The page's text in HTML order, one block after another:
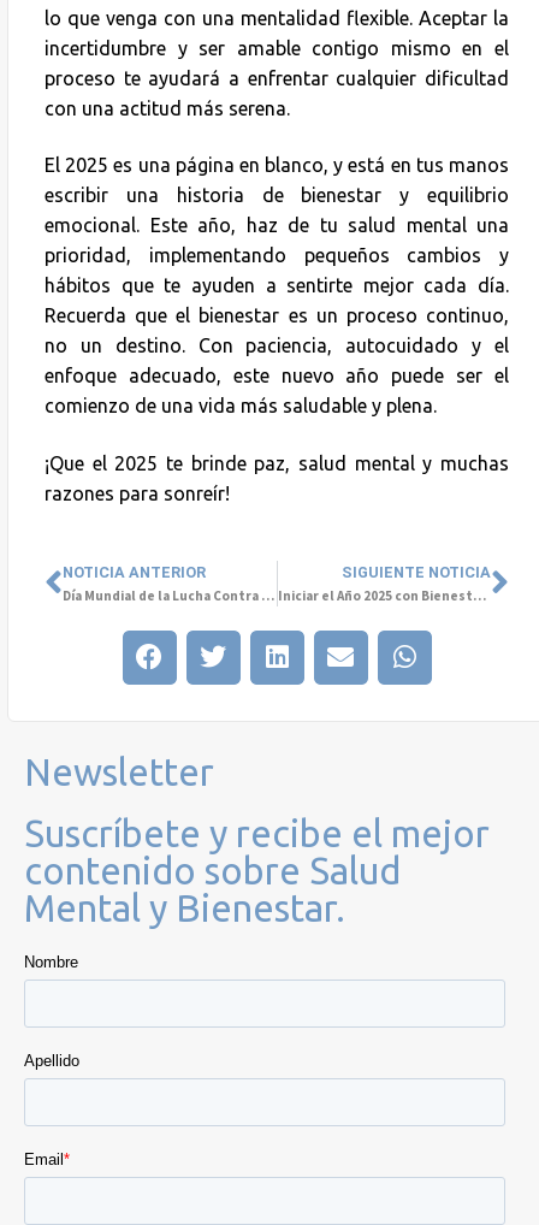
lo que venga con una mentalidad flexible. Aceptar la
incertidumbre y ser amable contigo mismo en el
proceso te ayudará a enfrentar cualquier dificultad
con una actitud más serena.
El 2025 es una página en blanco, y está en tus manos
escribir una historia de bienestar y equilibrio
emocional. Este año, haz de tu salud mental una
prioridad, implementando pequeños cambios y
hábitos que te ayuden a sentirte mejor cada día.
Recuerda que el bienestar es un proceso continuo,
no un destino. Con paciencia, autocuidado y el
enfoque adecuado, este nuevo año puede ser el
comienzo de una vida más saludable y plena.
¡Que el 2025 te brinde paz, salud mental y muchas
razones para sonreír!
NOTICIA ANTERIOR
Día Mundial de la Lucha Contra la Depresión: La lucha contra el estigma
SIGUIENTE NOTICIA
Iniciar el Año 2025 con Bienestar: Estrategias para Fomentar la Salud Mental en el Trabajo
Newsletter
Suscríbete y recibe el mejor
contenido sobre Salud
Mental y Bienestar.